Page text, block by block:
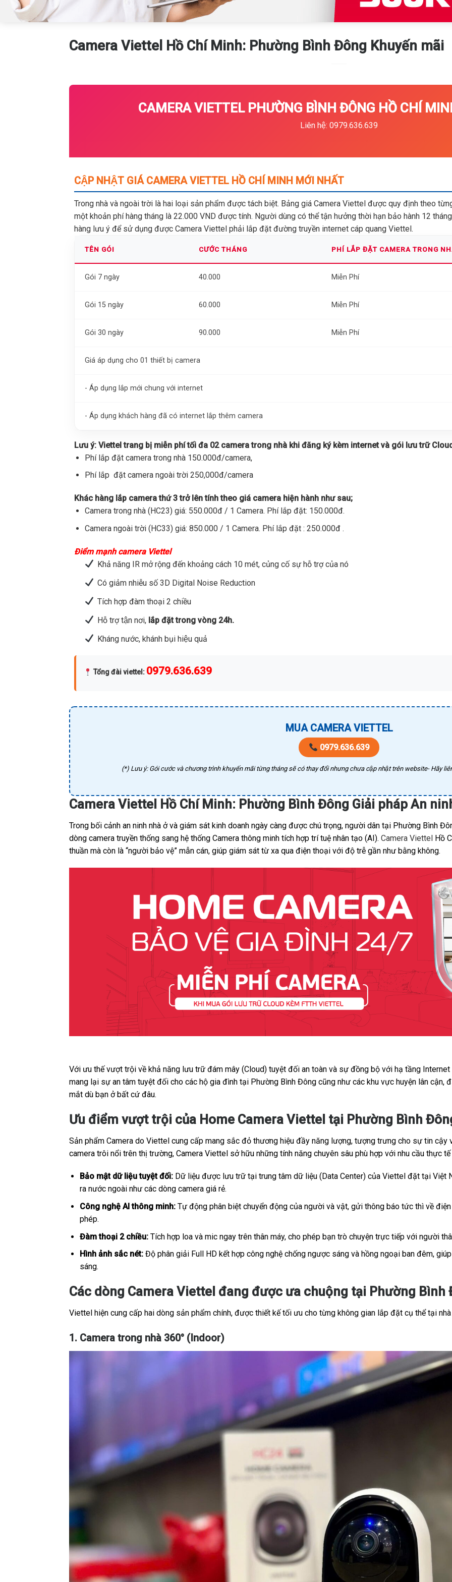
Camera Viettel Hồ Chí Minh: Phường Bình Đông Khuyến mãi
CAMERA VIETTEL PHƯỜNG BÌNH ĐÔNG HỒ CHÍ
Liên hệ: 0979.636.639
CẬP NHẬT GIÁ CAMERA VIETTEL HỒ CHÍ MINH MỚI NHẤT
Trong nhà và ngoài trời là hai loại sản phẩm được tách biệt. Bảng giá Camera Viettel được quy định theo
một khoản phí hàng tháng là 22.000 VND được tính. Người dùng có thể tận hưởng thời hạn bảo hành 12
hàng lưu ý để sử dụng được Camera Viettel phải lắp đặt đường truyền internet cáp quang Viettel.
TÊN GÓI CƯỚC THÁNG PHÍ LẮP ĐẶT CAMERA TRONG
Gói 7 ngày 40.000 Miễn Phí
Gói 15 ngày 60.000 Miễn Phí
Gói 30 ngày 90.000 Miễn Phí
Giá áp dụng cho 01 thiết bị camera
- Áp dụng lắp mới chung với internet
- Áp dụng khách hàng đã có internet lắp thêm camera
Lưu ý: Viettel trang bị miễn phí tối đa 02 camera trong nhà khi đăng ký kèm internet và gói lưu trữ
Phí lắp đặt camera trong nhà 150.000đ/camera,
Phí lắp đặt camera ngoài trời 250,000đ/camera
Khác hàng lắp camera thứ 3 trở lên tính theo giá camera hiện hành như sau;
Camera trong nhà (HC23) giá: 550.000đ / 1 Camera. Phí lắp đặt: 150.000đ.
Camera ngoài trời (HC33) giá: 850.000 / 1 Camera. Phí lắp đặt : 250.000đ .
Điểm mạnh camera Viettel
Khả năng IR mở rộng đến khoảng cách 10 mét, củng cố sự hỗ trợ của nó
Có giảm nhiễu số 3D Digital Noise Reduction
Tích hợp đàm thoại 2 chiều
Hỗ trợ tận nơi,lắp đặt trong vòng 24h.
Kháng nước, khánh bụi hiệu quả
Tổng đài viettel : 0979.636.639
MUA CAMERA VIETTEL
0979.636.639
(*) Lưu ý: Gói cước và chương trình khuyến mãi từng tháng sẽ có thay đổi nhưng chưa cập nhật trên website- Hãy
Camera Viettel Hồ Chí Minh: Phường Bình Đông Giải pháp An
Trong bối cảnh an ninh nhà ở và giám sát kinh doanh ngày càng được chú trọng, người dân tại Phường Bình
dòng camera truyền thống sang hệ thống Camera thông minh tích hợp trí tuệ nhân tạo (AI). Camera Viettel Hồ
thuần mà còn là “người bảo vệ” mẫn cán, giúp giám sát từ xa qua điện thoại với độ trễ gần như bằng không.
Với ưu thế vượt trội về khả năng lưu trữ đám mây (Cloud) tuyệt đối an toàn và sự đồng bộ với hạ tầng
mang lại sự an tâm tuyệt đối cho các hộ gia đình tại Phường Bình Đông cũng như các khu vực huyện lân cận,
mắt dù bạn ở bất cứ đâu.
Ưu điểm vượt trội của Home Camera Viettel tại Phường Bình
Sản phẩm Camera do Viettel cung cấp mang sắc đỏ thương hiệu đầy năng lượng, tượng trưng cho sự tin cậy
camera trôi nổi trên thị trường, Camera Viettel sở hữu những tính năng chuyên sâu phù hợp với nhu cầu thực
Bảo mật dữ liệu tuyệt đối:Dữ liệu được lưu trữ tại trung tâm dữ liệu (Data Center) của Viettel đặt tại Việt
ra nước ngoài như các dòng camera giá rẻ.
Công nghệ AI thông minh:Tự động phân biệt chuyển động của người và vật, gửi thông báo tức thì về
phép.
Đàm thoại 2 chiều:Tích hợp loa và mic ngay trên thân máy, cho phép bạn trò chuyện trực tiếp với người
Hình ảnh sắc nét:Độ phân giải Full HD kết hợp công nghệ chống ngược sáng và hồng ngoại ban đêm,
sáng.
Các dòng Camera Viettel đang được ưa chuộng tại Phường Bình
Viettel hiện cung cấp hai dòng sản phẩm chính, được thiết kế tối ưu cho từng không gian lắp đặt cụ thể tại
1. Camera trong nhà 360° (Indoor)